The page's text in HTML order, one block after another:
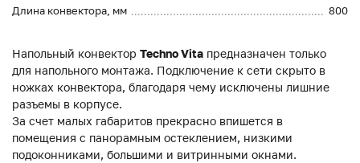
Длина конвектора, мм
800
Напольный конвектор Techno Vita предназначен только
для напольного монтажа. Подключение к сети скрыто в
ножках конвектора, благодаря чему исключены лишние
разъемы в корпусе.
За счет малых габаритов прекрасно впишется в
помещения с панорамным остеклением, низкими
подоконниками, большими и витринными окнами.